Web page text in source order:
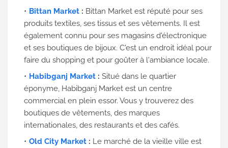
Bittan Market : Bittan Market est réputé pour ses
produits textiles, ses tissus et ses vêtements. Il est
également connu pour ses magasins d'électronique
et ses boutiques de bijoux. C'est un endroit idéal pour
faire du shopping et pour goûter à l'ambiance locale.
Habibganj Market : Situé dans le quartier
éponyme, Habibganj Market est un centre
commercial en plein essor. Vous y trouverez des
boutiques de vêtements, des marques
internationales, des restaurants et des cafés.
Old City Market : Le marché de la vieille ville est